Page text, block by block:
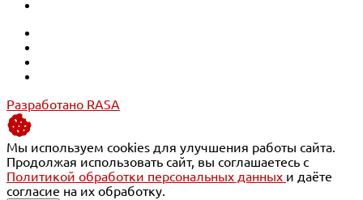
Разработано RASA
Мы используем cookies для улучшения работы сайта.
Продолжая использовать сайт, вы соглашаетесь с
Политикой обработки персональных данных и даёте
согласие на их обработку.